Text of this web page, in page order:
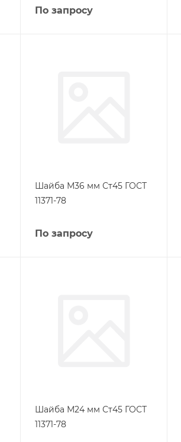
По запросу
Шайба М36 мм Ст45 ГОСТ
11371-78
По запросу
Шайба М24 мм Ст45 ГОСТ
11371-78